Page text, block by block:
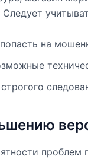
Следует
на
проблем